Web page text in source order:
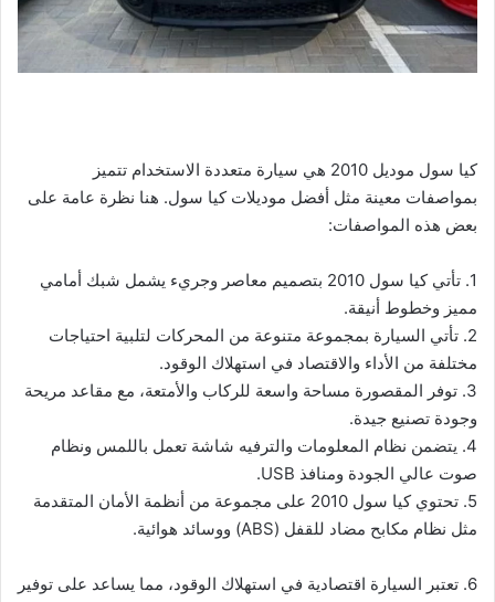
كيا سول موديل 2010 هي سيارة متعددة الاستخدام تتميز
بمواصفات معينة مثل أفضل موديلات كيا سول. هنا نظرة عامة على
بعض هذه المواصفات:
1. تأتي كيا سول 2010 بتصميم معاصر وجريء يشمل شبك أمامي
مميز وخطوط أنيقة.
2. تأتي السيارة بمجموعة متنوعة من المحركات لتلبية احتياجات
مختلفة من الأداء والاقتصاد في استهلاك الوقود.
3. توفر المقصورة مساحة واسعة للركاب والأمتعة، مع مقاعد مريحة
وجودة تصنيع جيدة.
4. يتضمن نظام المعلومات والترفيه شاشة تعمل باللمس ونظام
صوت عالي الجودة ومنافذ USB.
5. تحتوي كيا سول 2010 على مجموعة من أنظمة الأمان المتقدمة
مثل نظام مكابح مضاد للقفل (ABS) ووسائد هوائية.
6. تعتبر السيارة اقتصادية في استهلاك الوقود، مما يساعد على توفير